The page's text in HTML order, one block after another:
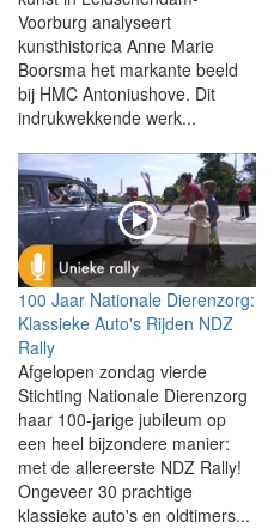
Voorburg analyseert
kunsthistorica Anne Marie
Boorsma het markante beeld
bij HMC Antoniushove. Dit
indrukwekkende werk...
100 Jaar Nationale Dierenzorg:
Klassieke Auto's Rijden NDZ
Rally
Afgelopen zondag vierde
Stichting Nationale Dierenzorg
haar 100-jarige jubileum op
een heel bijzondere manier:
met de allereerste NDZ Rally!
Ongeveer 30 prachtige
klassieke auto's en oldtimers...